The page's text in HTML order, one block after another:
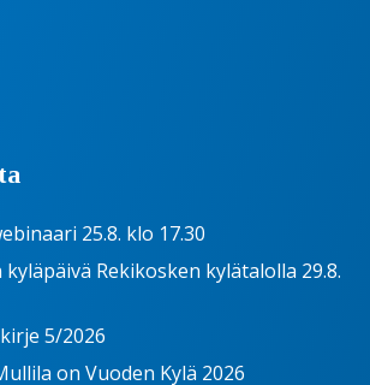
25.8. klo 17.30
Rekikosken kylätalolla 29.8.
5/2026
on Vuoden Kylä 2026